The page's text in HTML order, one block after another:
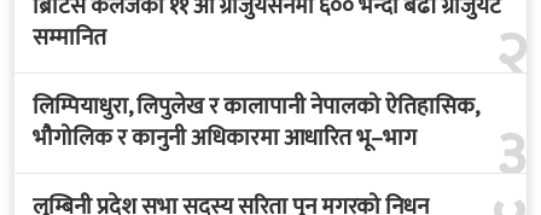
२
सम्मानित
३
लिम्पियाधुरा, लिपुलेख र कालापानी नेपालको ऐतिहासिक,
भौगोलिक र कानुनी अधिकारमा आधारित भू–भाग
लुम्बिनी प्रदेश सभा सदस्य सरिता पुन मगरको निधन